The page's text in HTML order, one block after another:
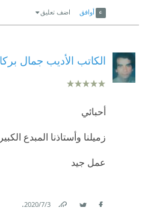
أوافق اضف تعليق
الكاتب الأديب جمال
أحبائي
زميلنا وأستاذنا المبدع
عمل جيد
3‏/7‏/2020
.